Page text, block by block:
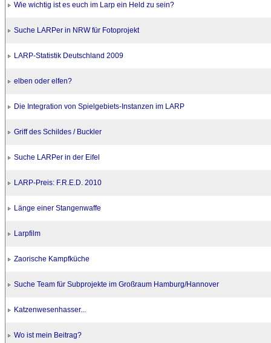
Wie wichtig ist es euch im Larp ein Held zu sein?
Suche LARPer in NRW für Fotoprojekt
LARP-Statistik Deutschland 2009
elben oder elfen?
Die Integration von Spielgebiets-Instanzen im LARP
Griff des Schildes / Buckler
Suche LARPer in der Eifel
LARP-Preis: F.R.E.D. 2010
Länge einer Stangenwaffe
Larpfilm
Zaorische Kampfküche
Suche Team für Subprojekte im Großraum Hamburg/Hannover
Katzenwesenhasser...
Wo ist mein Beitrag?